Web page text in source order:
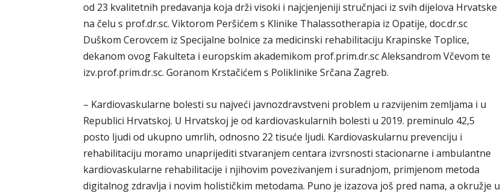
od 23 kvalitetnih predavanja koja drži visoki i najcjenjeniji stručnjaci iz svih dijelova Hrvatske
na čelu s prof.dr.sc. Viktorom Peršićem s Klinike Thalassotherapia iz Opatije, doc.dr.sc
Duškom Cerovcem iz Specijalne bolnice za medicinski rehabilitaciju Krapinske Toplice,
dekanom ovog Fakulteta i europskim akademikom prof.prim.dr.sc Aleksandrom Včevom te
izv.prof.prim.dr.sc. Goranom Krstačićem s Poliklinike Srčana Zagreb.
– Kardiovaskularne bolesti su najveći javnozdravstveni problem u razvijenim zemljama i u
Republici Hrvatskoj. U Hrvatskoj je od kardiovaskularnih bolesti u 2019. preminulo 42,5
posto ljudi od ukupno umrlih, odnosno 22 tisuće ljudi. Kardiovaskularnu prevenciju i
rehabilitaciju moramo unaprijediti stvaranjem centara izvrsnosti stacionarne i ambulantne
kardiovaskularne rehabilitacije i njihovim povezivanjem i suradnjom, primjenom metoda
digitalnog zdravlja i novim holističkim metodama. Puno je izazova još pred nama, a okružje u